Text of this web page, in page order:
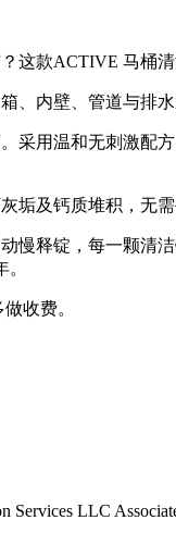
款ACTIVE 马桶
、内壁、管道与排
采用温和无刺激
及钙质堆积，无
慢释锭，每一颗
收费。
Services LLC